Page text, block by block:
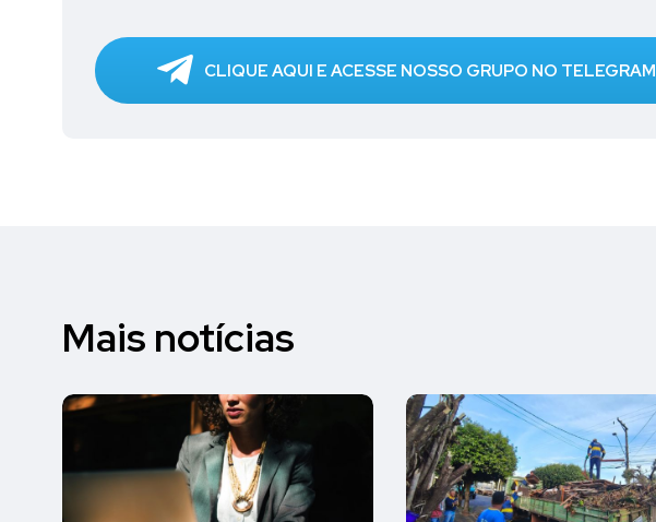
CLIQUE AQUI E ACESSE NOSSO GRUPO NO TELEGRAM
Mais notícias